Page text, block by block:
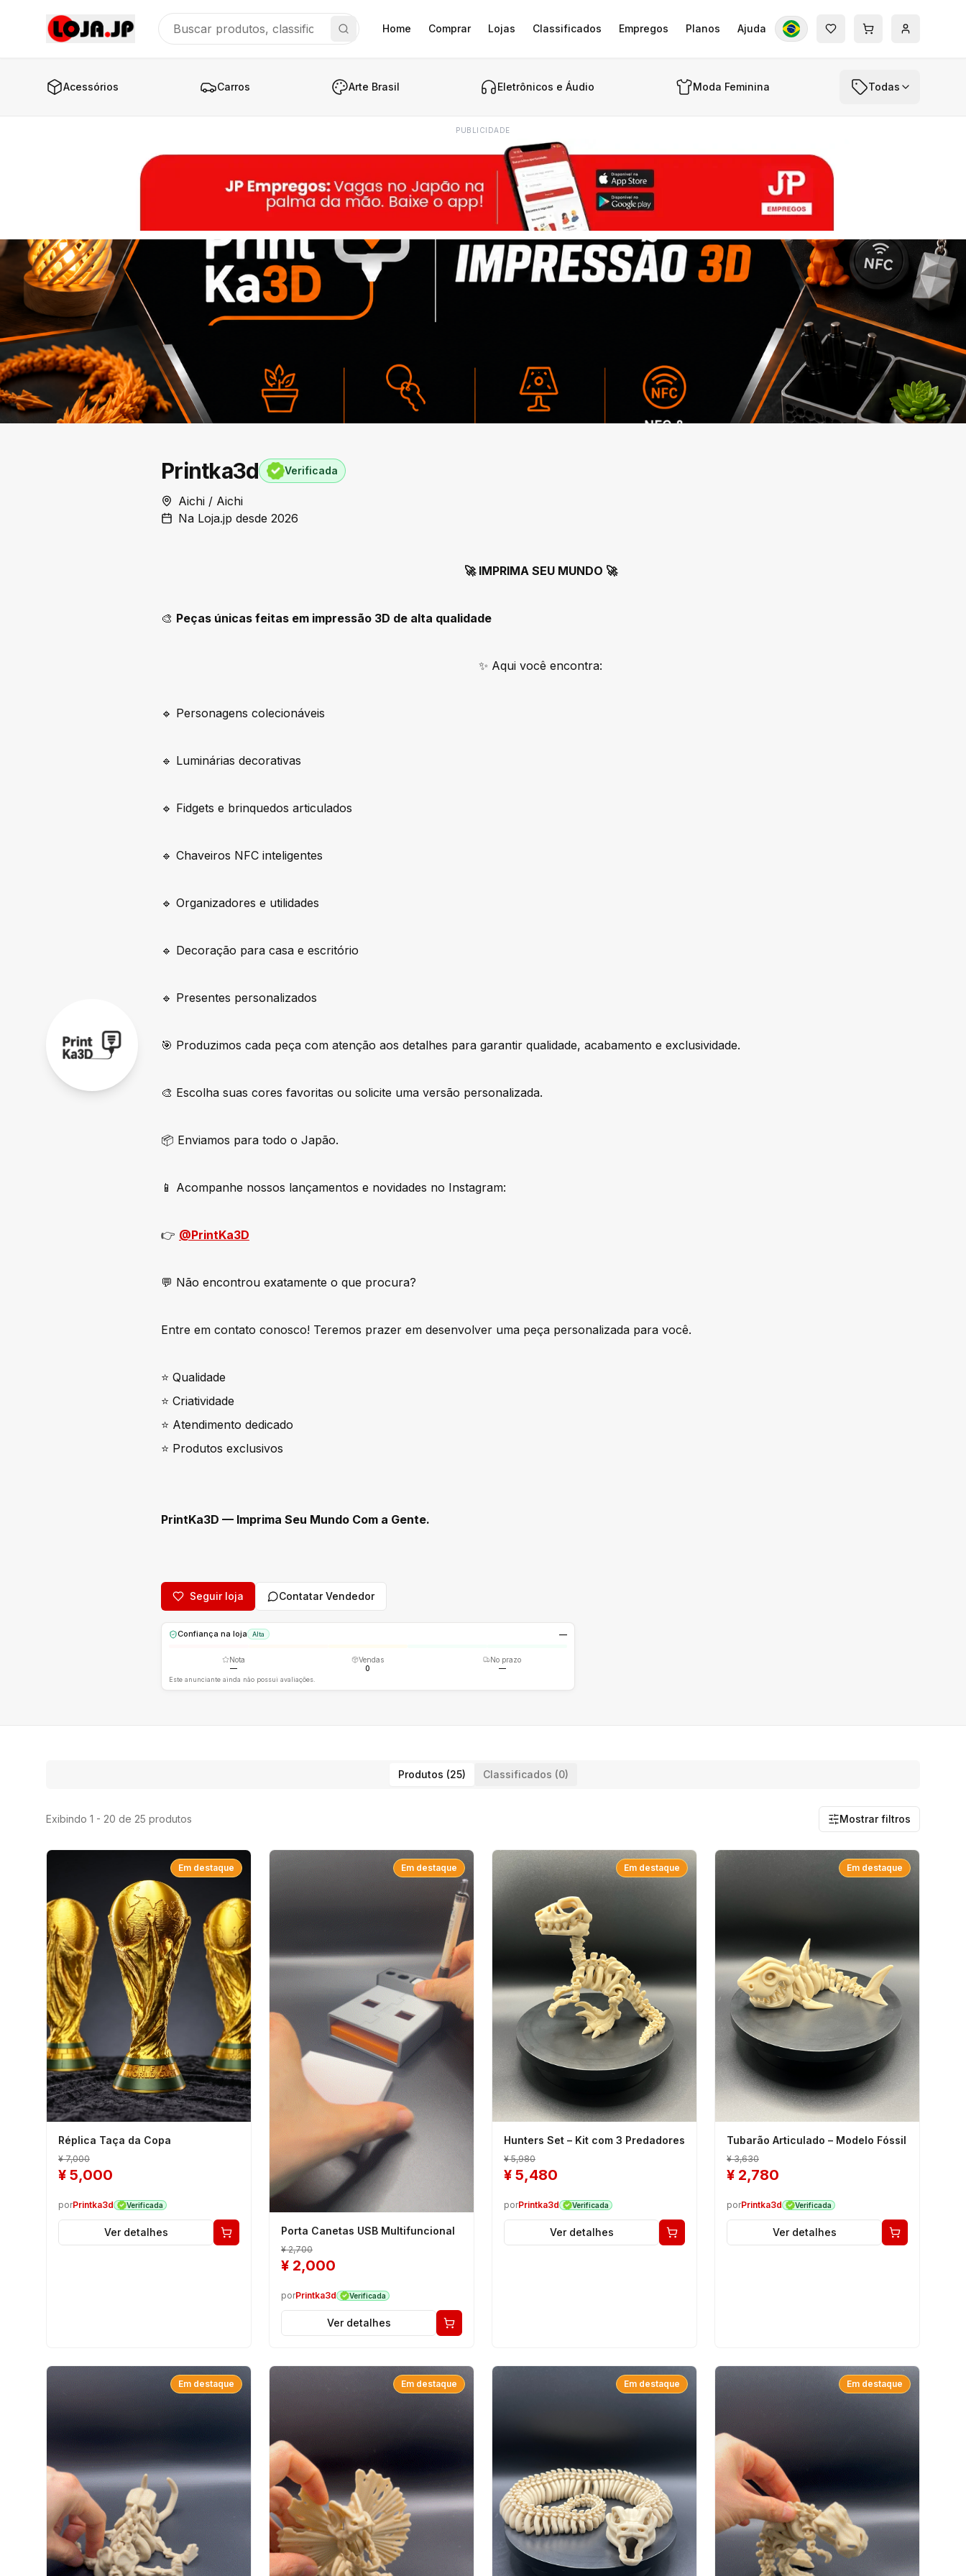
Home Comprar Lojas Classificados Empregos Planos Ajuda
Acessórios Carros Arte Brasil Eletrônicos e Áudio Moda Feminina Todas
PUBLICIDADE
Printka3d Verificada
Aichi / Aichi
Na Loja.jp desde 2026
🚀 IMPRIMA SEU MUNDO 🚀
🎨 Peças únicas feitas em impressão 3D de alta qualidade
✨ Aqui você encontra:
🔹 Personagens colecionáveis
🔹 Luminárias decorativas
🔹 Fidgets e brinquedos articulados
🔹 Chaveiros NFC inteligentes
🔹 Organizadores e utilidades
🔹 Decoração para casa e escritório
🔹 Presentes personalizados
🎯 Produzimos cada peça com atenção aos detalhes para garantir qualidade, acabamento e exclusividade.
🎨 Escolha suas cores favoritas ou solicite uma versão personalizada.
📦 Enviamos para todo o Japão.
📱 Acompanhe nossos lançamentos e novidades no Instagram:
👉 @PrintKa3D
💬 Não encontrou exatamente o que procura?
Entre em contato conosco! Teremos prazer em desenvolver uma peça personalizada para você.
⭐ Qualidade
⭐ Criatividade
⭐ Atendimento dedicado
⭐ Produtos exclusivos
PrintKa3D — Imprima Seu Mundo Com a Gente.
Seguir loja Contatar Vendedor
Confiança na loja Alta —
Nota
—
Vendas
0
No prazo
—
Este anunciante ainda não possui avaliações.
Produtos (25) Classificados (0)
Exibindo 1 - 20 de 25 produtos Mostrar filtros
Em destaque
Réplica Taça da Copa
¥7,000
¥ 5,000
porPrintka3d Verificada
Ver detalhes
Em destaque
Porta Canetas USB Multifuncional
¥2,700
¥ 2,000
porPrintka3d Verificada
Ver detalhes
Em destaque
Hunters Set – Kit com 3 Predadores
¥5,980
¥ 5,480
porPrintka3d Verificada
Ver detalhes
Em destaque
Tubarão Articulado – Modelo Fóssil
¥3,630
¥ 2,780
porPrintka3d Verificada
Ver detalhes
Em destaque Em destaque Em destaque Em destaque